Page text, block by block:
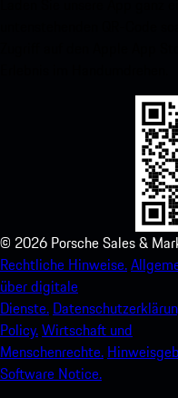
© 2026 Porsche Sales &
Rechtliche Hinweise.
über digitale
Dienste.
Policy.Wirtschaft und
Menschenrechte.
Software Notice.